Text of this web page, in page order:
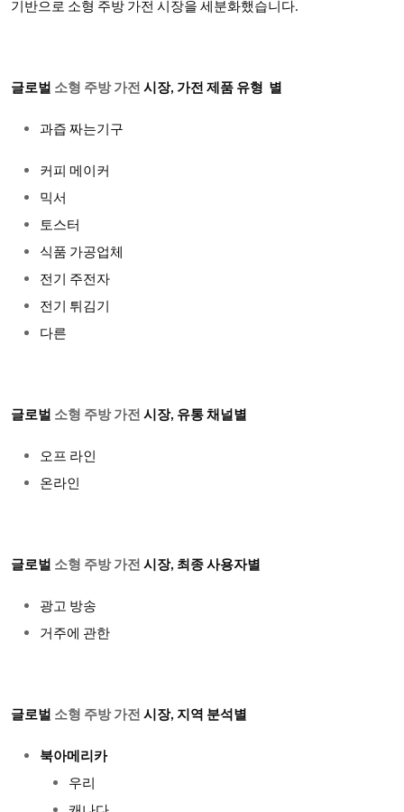
기반으로 소형 주방 가전 시장을 세분화했습니다.
글로벌 소형 주방 가전 시장, 가전 제품 유형 별
과즙 짜는기구
커피 메이커
믹서
토스터
식품 가공업체
전기 주전자
전기 튀김기
다른
글로벌 소형 주방 가전 시장, 유통 채널별
오프 라인
온라인
글로벌 소형 주방 가전 시장, 최종 사용자별
광고 방송
거주에 관한
글로벌 소형 주방 가전 시장, 지역 분석별
북아메리카
우리